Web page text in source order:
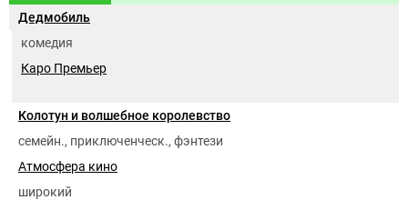
Дедмобиль
комедия
Каро Премьер
Колотун и волшебное королевство
семейн., приключенческ., фэнтези
Атмосфера кино
широкий